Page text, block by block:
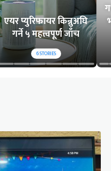
एयर प्युरिफायर किन्नुअघि
गर्ने ५ महत्त्वपूर्ण जाँच
6STORIES